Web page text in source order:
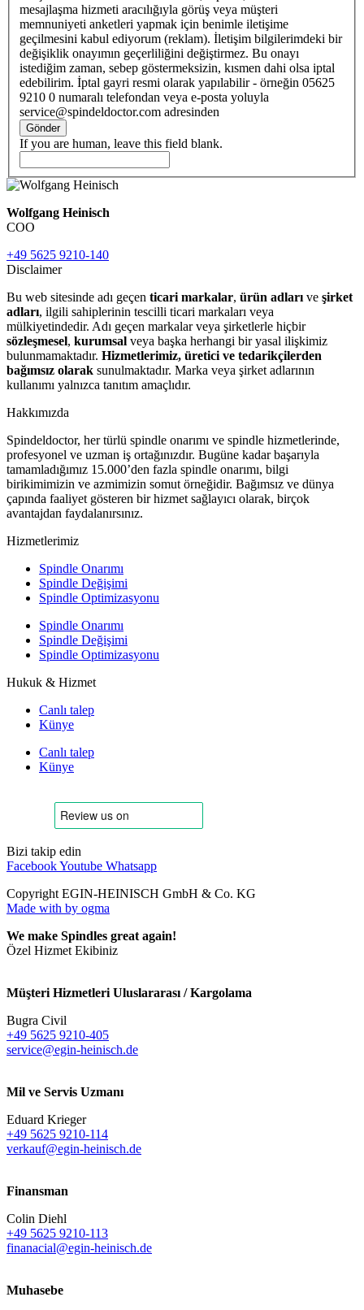
mesajlaşma hizmeti aracılığıyla görüş veya müşteri
memnuniyeti anketleri yapmak için benimle iletişime
geçilmesini kabul ediyorum (reklam). İletişim bilgilerimdeki bir
değişiklik onayımın geçerliliğini değiştirmez. Bu onayı
istediğim zaman, sebep göstermeksizin, kısmen dahi olsa iptal
edebilirim. İptal gayri resmi olarak yapılabilir - örneğin 05625
9210 0 numaralı telefondan veya e-posta yoluyla
service@spindeldoctor.com adresinden
Gönder
If you are human, leave this field blank.
Wolfgang Heinisch
COO
+49 5625 9210-140
Disclaimer
Bu web sitesinde adı geçen ticari markalar, ürün adları ve şirket
adları, ilgili sahiplerinin tescilli ticari markaları veya
mülkiyetindedir. Adı geçen markalar veya şirketlerle hiçbir
sözleşmesel, kurumsal veya başka herhangi bir yasal ilişkimiz
bulunmamaktadır. Hizmetlerimiz, üretici ve tedarikçilerden
bağımsız olarak sunulmaktadır. Marka veya şirket adlarının
kullanımı yalnızca tanıtım amaçlıdır.
Hakkımızda
Spindeldoctor, her türlü spindle onarımı ve spindle hizmetlerinde,
profesyonel ve uzman iş ortağınızdır. Bugüne kadar başarıyla
tamamladığımız 15.000’den fazla spindle onarımı, bilgi
birikimimizin ve azmimizin somut örneğidir. Bağımsız ve dünya
çapında faaliyet gösteren bir hizmet sağlayıcı olarak, birçok
avantajdan faydalanırsınız.
Hizmetlerimiz
Spindle Onarımı
Spindle Değişimi
Spindle Optimizasyonu
Spindle Onarımı
Spindle Değişimi
Spindle Optimizasyonu
Hukuk & Hizmet
Canlı talep
Künye
Canlı talep
Künye
Bizi takip edin
FacebookYoutube Whatsapp
Copyright EGIN-HEINISCH GmbH & Co. KG
Made with by ogma
We make Spindles great again!
Özel Hizmet Ekibiniz
Müşteri Hizmetleri Uluslararası / Kargolama
Bugra Civil
+49 5625 9210-405
service@egin-heinisch.de
Mil ve Servis Uzmanı
Eduard Krieger
+49 5625 9210-114
verkauf@egin-heinisch.de
Finansman
Colin Diehl
+49 5625 9210-113
finanacial@egin-heinisch.de
Muhasebe